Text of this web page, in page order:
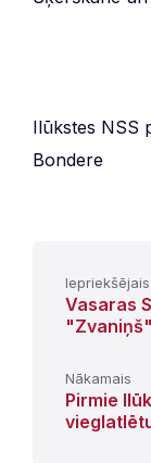
Ilūkstes NSS
Bondere
Iepriekšējais
Vasaras
"Zvaniņš"
Nākamais
Pirmie